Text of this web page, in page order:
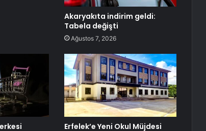
Akaryakıta indirim geldi:
Tabela değişti
Ağustos 7, 2026
Erfelek’e Yeni Okul Müjdesi